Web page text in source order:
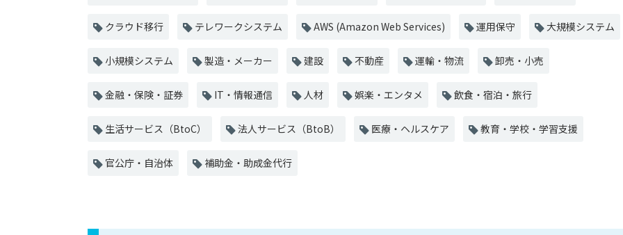
クラウド移行 テレワークシステム AWS (Amazon Web Services) 運用保守 大規模システム
小規模システム 製造・メーカー 建設 不動産 運輸・物流 卸売・小売
金融・保険・証券 IT・情報通信 人材 娯楽・エンタメ 飲食・宿泊・旅行
生活サービス（BtoC） 法人サービス（BtoB） 医療・ヘルスケア 教育・学校・学習支援
官公庁・自治体 補助金・助成金代行